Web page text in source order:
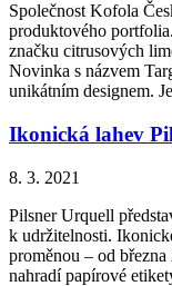
Společnost Kofola
produktového
značku citrusových
Novinka s názvem
unikátním designem.
Ikonická lahev
8. 3. 2021
Pilsner Urquell
k udržitelnosti.
proměnou – od
nahradí papírové